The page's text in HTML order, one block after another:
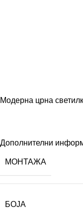
Модерна црна
Дополнителни
МОНТАЖА
БОЈА